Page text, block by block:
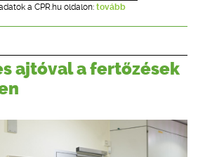
JOG
SEGÉDLETEK
a CPR.hu oldalon: tovább
ajtóval a fertőzések